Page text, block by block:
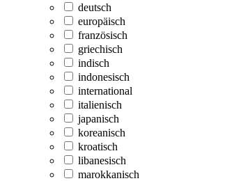
deutsch
europäisch
französisch
griechisch
indisch
indonesisch
international
italienisch
japanisch
koreanisch
kroatisch
libanesisch
marokkanisch